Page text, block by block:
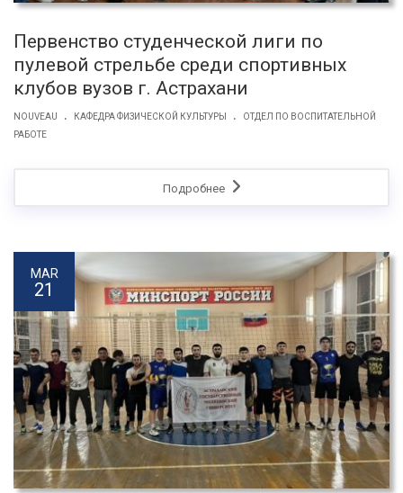
Первенство студенческой лиги по
пулевой стрельбе среди спортивных
клубов вузов г. Астрахани
NOUVEAU . КАФЕДРА ФИЗИЧЕСКОЙ КУЛЬТУРЫ .
ОТДЕЛ ПО ВОСПИТАТЕЛЬНОЙ
РАБОТЕ
Подробнее
MAR
21